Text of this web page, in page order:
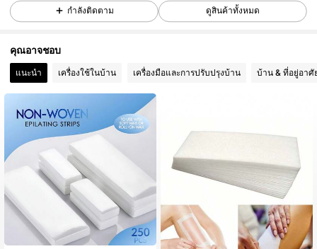
4.92 1.2K ผู้ติดตาม
4.92 1.2K ผู้ติดตาม
4.92 1.2K ผู้ติดตาม
4.92 1.2K ผู้ติดตาม
กำลังติดตาม ดูสินค้าทั้งหมด
คุณอาจชอบ
แนะนำ เครื่องใช้ในบ้าน เครื่องมือและการปรับปรุงบ้าน บ้าน & ที่อยู่อาศั